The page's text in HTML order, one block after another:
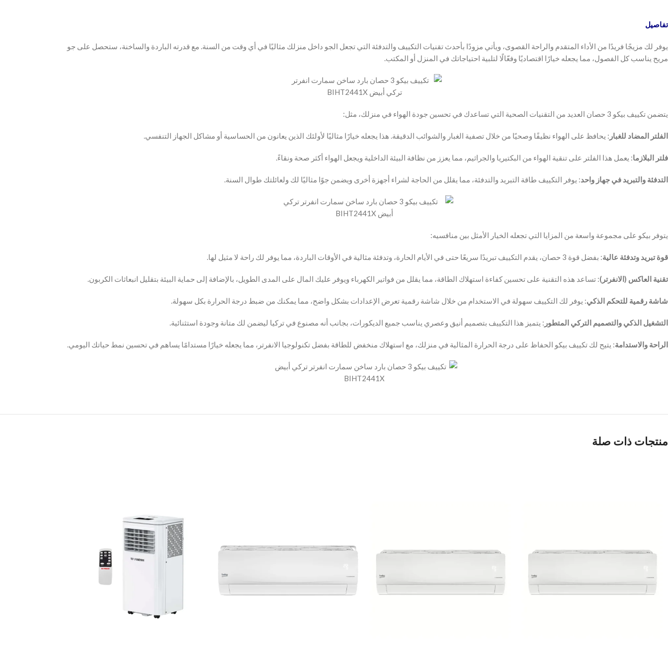
تفاصيل
يوفر لك مزيجًا فريدًا من الأداء المتقدم والراحة القصوى، ويأتي مزودًا بأحدث تقنيات التكييف والتدفئة التي تجعل الجو داخل منزلك مثاليًا في أي وقت من السنة. مع قدرته الباردة والساخنة، ستحصل على جو
مريح يناسب كل الفصول، مما يجعله خيارًا اقتصاديًا وفعّالًا لتلبية احتياجاتك في المنزل أو المكتب.
يتضمن تكييف بيكو 3 حصان العديد من التقنيات الصحية التي تساعدك في تحسين جودة الهواء في منزلك، مثل:
الفلتر المضاد للغبار : يحافظ على الهواء نظيفًا وصحيًا من خلال تصفية الغبار والشوائب الدقيقة. هذا يجعله خيارًا مثاليًا لأولئك الذين يعانون من الحساسية أو مشاكل الجهاز التنفسي.
فلتر البلازما: يعمل هذا الفلتر على تنقية الهواء من البكتيريا والجراثيم، مما يعزز من نظافة البيئة الداخلية ويجعل الهواء أكثر صحة ونقاءً.
التدفئة والتبريد في جهاز واحد: يوفر التكييف طاقة التبريد والتدفئة، مما يقلل من الحاجة لشراء أجهزة أخرى ويضمن جوًا مثاليًا لك ولعائلتك طوال السنة.
يتوفر بيكو على مجموعة واسعة من المزايا التي تجعله الخيار الأمثل بين منافسيه:
قوة تبريد وتدفئة عالية: بفضل قوة 3 حصان، يقدم التكييف تبريدًا سريعًا حتى في الأيام الحارة، وتدفئة مثالية في الأوقات الباردة، مما يوفر لك راحة لا مثيل لها.
تقنية العاكس (الانفرتر): تساعد هذه التقنية على تحسين كفاءة استهلاك الطاقة، مما يقلل من فواتير الكهرباء ويوفر عليك المال على المدى الطويل، بالإضافة إلى حماية البيئة بتقليل انبعاثات الكربون.
شاشة رقمية للتحكم الذكي: يوفر لك التكييف سهولة في الاستخدام من خلال شاشة رقمية تعرض الإعدادات بشكل واضح، مما يمكنك من ضبط درجة الحرارة بكل سهولة.
التشغيل الذكي والتصميم التركي المتطور : يتميز هذا التكييف بتصميم أنيق وعصري يناسب جميع الديكورات، بجانب أنه مصنوع في تركيا ليضمن لك متانة وجودة استثنائية.
الراحة والاستدامة: يتيح لك تكييف بيكو الحفاظ على درجة الحرارة المثالية في منزلك، مع استهلاك منخفض للطاقة بفضل تكنولوجيا الانفرتر، مما يجعله خيارًا مستدامًا يساهم في تحسين نمط حياتك اليومي.
منتجات ذات صلة